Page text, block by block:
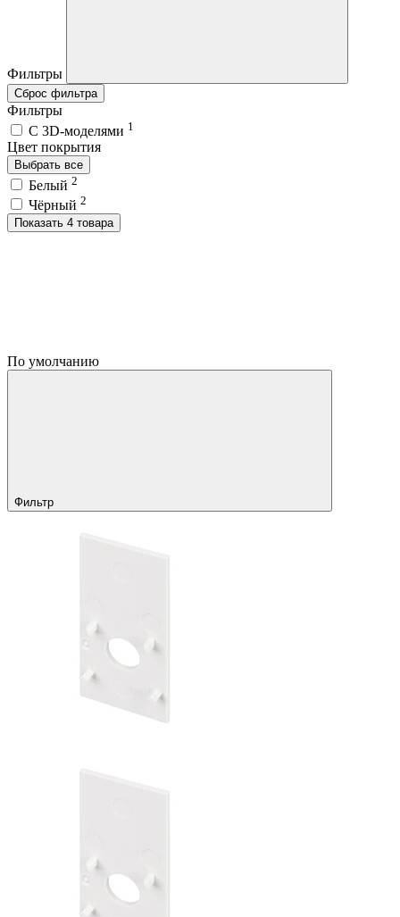
Фильтры
Сброс фильтра
Фильтры
C 3D-моделями 1
Цвет покрытия
Выбрать все
Белый 2
Чёрный 2
Показать 4 товара
По умолчанию
Фильтр